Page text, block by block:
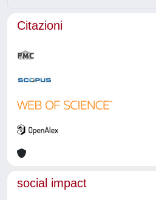
Citazioni
social impact